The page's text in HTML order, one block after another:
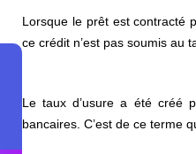
Lorsque le prêt est contracté
ce crédit n’est pas soumis au
Le taux d’usure a été créé
bancaires. C’est de ce terme